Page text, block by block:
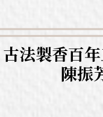
古法製香百
陳振